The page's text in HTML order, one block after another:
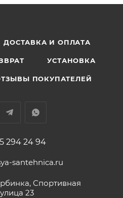
ДОСТАВКА И ОПЛАТА
УСТАНОВКА
ПОКУПАТЕЛЕЙ
294 24 94
santehnica.ru
Спортивная
улица 23